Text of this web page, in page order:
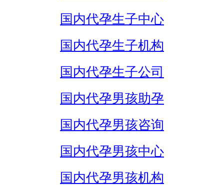
国内代孕生子中心
国内代孕生子机构
国内代孕生子公司
国内代孕男孩助孕
国内代孕男孩咨询
国内代孕男孩中心
国内代孕男孩机构